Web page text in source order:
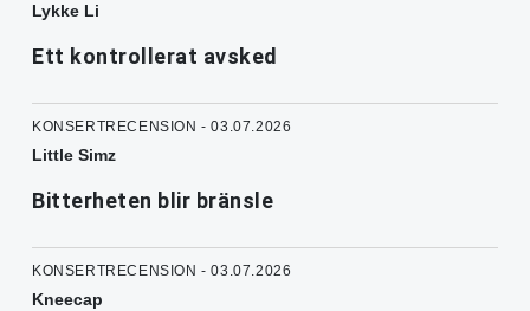
Lykke Li
Ett kontrollerat avsked
KONSERTRECENSION - 03.07.2026
Little Simz
Bitterheten blir bränsle
KONSERTRECENSION - 03.07.2026
Kneecap